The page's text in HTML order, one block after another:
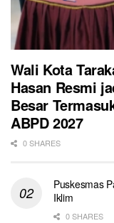
Wali Kota
Hasan Resmi
Besar
ABPD 2027
0 SHARES
Puskesmas
Iklim
0 SHARES